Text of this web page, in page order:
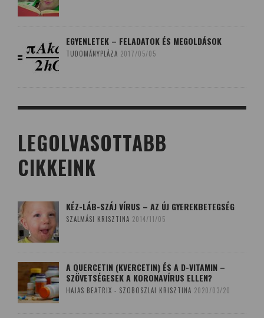
EGYENLETEK – FELADATOK ÉS MEGOLDÁSOK
TUDOMÁNYPLÁZA 2017/05/05
LEGOLVASOTTABB
CIKKEINK
KÉZ-LÁB-SZÁJ VÍRUS – AZ ÚJ GYEREKBETEGSÉG
SZALMÁSI KRISZTINA 2014/11/05
A QUERCETIN (KVERCETIN) ÉS A D-VITAMIN –
SZÖVETSÉGESEK A KORONAVÍRUS ELLEN?
HAJAS BEATRIX - SZOBOSZLAI KRISZTINA 2020/03/20